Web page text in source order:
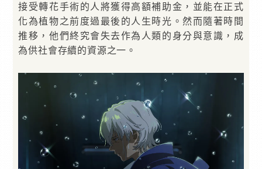
接受轉花手術的人將獲得高額補助金，並能在正式
化為植物之前度過最後的人生時光。然而隨著時間
推移，他們終究會失去作為人類的身分與意識，成
為供社會存續的資源之一。